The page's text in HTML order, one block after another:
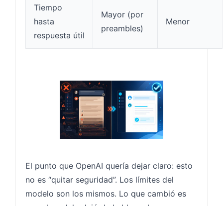
Tiempo
hasta
respuesta útil
Mayor (por
preambles)
Menor
El punto que OpenAI quería dejar claro: esto
no es “quitar seguridad”. Los límites del
modelo son los mismos. Lo que cambió es